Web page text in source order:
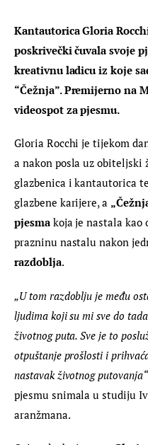
Kantautorica Gloria
poskrivečki čuvala svoje
kreativnu ladicu iz koje
“Čežnja”. Premijerno na
videospot za pjesmu.
Gloria Rocchi je tijekom
a nakon posla uz
glazbenica i kantautorica
glazbene karijere, a
pjesma koja je nastala kao
prazninu nastalu nakon
razdoblja.
„U tom razdoblju je među
ljudima koji su mi sve do
životnog puta. Sve je to
otpuštanje prošlosti i
nastavak životnog putovanja“
pjesmu snimala u studiju
aranžmana.